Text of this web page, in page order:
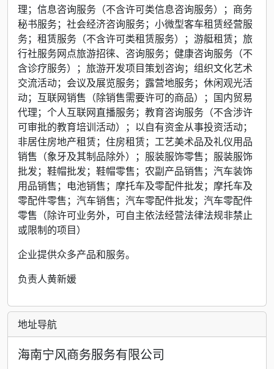
理；信息咨询服务（不含许可类信息咨询服务）；商务
秘书服务；社会经济咨询服务；小微型客车租赁经营服
务；租赁服务（不含许可类租赁服务）；游艇租赁；旅
行社服务网点旅游招徕、咨询服务；健康咨询服务（不
含诊疗服务）；旅游开发项目策划咨询；组织文化艺术
交流活动；会议及展览服务；露营地服务；休闲观光活
动；互联网销售（除销售需要许可的商品）；国内贸易
代理；个人互联网直播服务；教育咨询服务（不含涉许
可审批的教育培训活动）；以自有资金从事投资活动；
非居住房地产租赁；住房租赁；工艺美术品及礼仪用品
销售（象牙及其制品除外）；服装服饰零售；服装服饰
批发；鞋帽批发；鞋帽零售；农副产品销售；汽车装饰
用品销售；电池销售；摩托车及零配件批发；摩托车及
零配件零售；汽车销售；汽车零配件批发；汽车零配件
零售（除许可业务外，可自主依法经营法律法规非禁止
或限制的项目）
企业提供众多产品和服务。
负责人黄新媛
地址导航
海南宁风商务服务有限公司